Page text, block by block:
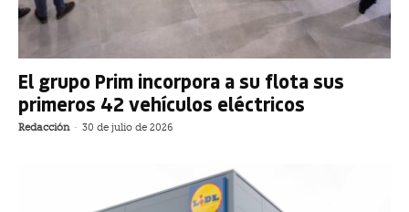
El grupo Prim incorpora a su flota sus
primeros 42 vehículos eléctricos
Redacción - 30 de julio de 2026